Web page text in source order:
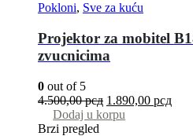
Pokloni, Sve za kuću
Projektor za mobitel
zvucnicima
0 out of 5
4.500,00рсд 1.890,00 рсд
Dodaj u korpu
Brzi pregled